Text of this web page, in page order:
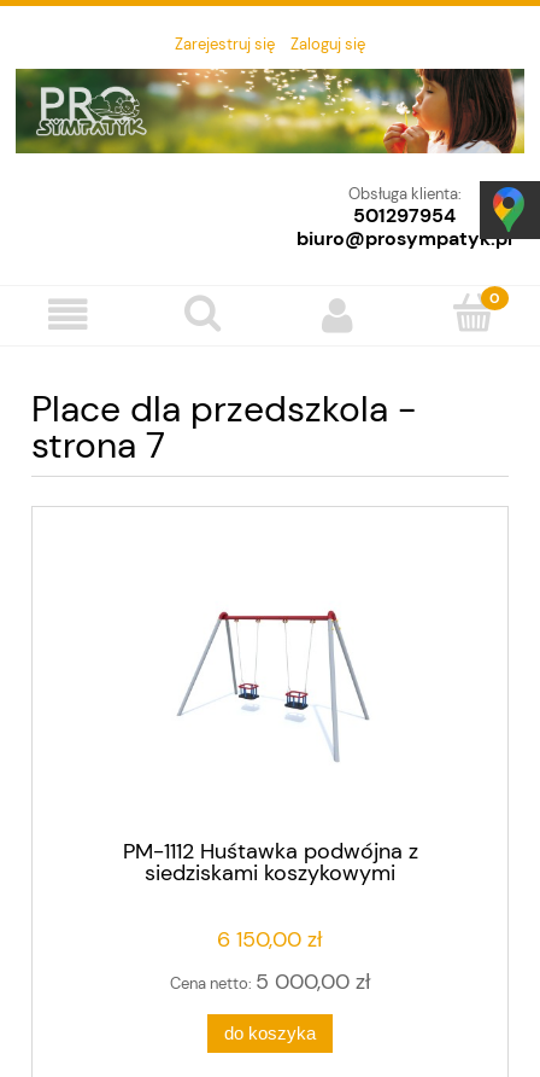
Zarejestruj się Zaloguj się
Obsługa klienta:
501297954
biuro@prosympatyk.pl
Place dla przedszkola -
strona 7
PM-1112 Huśtawka podwójna z
siedziskami koszykowymi
6 150,00 zł
Cena netto: 5 000,00 zł
do koszyka